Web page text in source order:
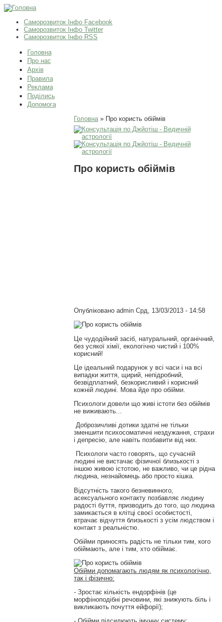
Саморозвиток Інфо Facebook
Саморозвиток Інфо Twitter
Саморозвиток Інфо RSS
Головна
Про нас
Архів
Правила
Реклама
Поділись
Допомога
Ви є тут
Головна» Про користь обіймів
Про користь обіймів
Опубліковано adminСрд, 13/03/2013 - 14:58
Це чудодійний засіб, натуральний, органічний,
без усякої хімії, екологічно чистий і 100%
корисний!
Це ідеальний подарунок у всі часи і на всі
випадки життя, щирий, непідробний,
безвідплатний, безкорисливий і корисний
кожній людині. Мова йде про обійми.
Психологи довели що живі істоти без обіймів
не виживають...
Доброзичливі дотики здатні не тільки
зменшити психосоматичні нездужання, страхи
і депресію, але навіть позбавити від них.
Психологи часто говорять, що сучасній
людині не вистачає фізичної близькості з
іншою живою істотою, не важливо, чи це рідна
людина, незнайомець або просто кішка.
Відсутність такого безневинного,
асексуального контакту позбавляє людину
радості буття, призводить до того, що людина
замикається в клітці своєї особистості,
втрачає відчуття близькості з усім людством і
контакт з реальністю.
Обійми приносять радість не тільки тим, кого
обіймають, але і тим, хто обіймає.
Обійми допомагають людям як психологічно,
так і фізично:
- Зростає кількість ендорфінів (це
морфіноподібні речовини, які знижують біль і
викликають почуття ейфорії);